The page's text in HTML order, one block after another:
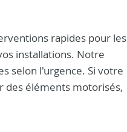
rapides pour les
installations. Notre
selon l'urgence. Si votre
des éléments motorisés,